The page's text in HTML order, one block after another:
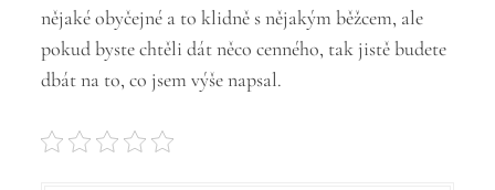
nějaké obyčejné a to klidně s nějakým běžcem, ale
pokud byste chtěli dát něco cenného, tak jistě budete
dbát na to, co jsem výše napsal.